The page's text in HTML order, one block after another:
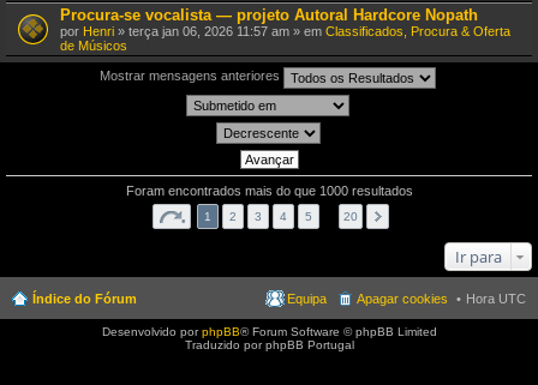
Procura-se vocalista — projeto Autoral Hardcore Nopath
por Henri » terça jan 06, 2026 11:57 am » em Classificados, Procura & Oferta
de Músicos
Mostrar mensagens anteriores
Foram encontrados mais do que 1000 resultados
1 2 3 4 5 20
Ir para
Índice do Fórum Hora UTC
Apagar cookies
Equipa
Desenvolvido porphpBB® Forum Software © phpBB Limited
Traduzido por phpBB Portugal